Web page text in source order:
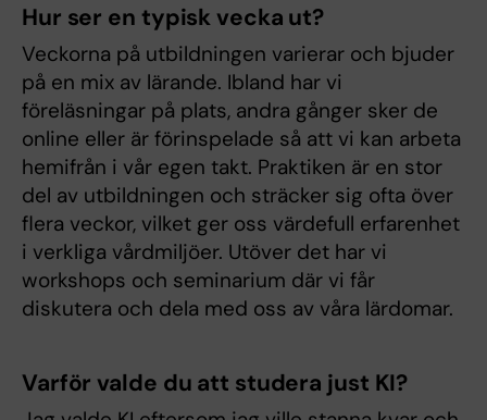
Hur ser en typisk vecka ut?
Veckorna på utbildningen varierar och bjuder
på en mix av lärande. Ibland har vi
föreläsningar på plats, andra gånger sker de
online eller är förinspelade så att vi kan arbeta
hemifrån i vår egen takt. Praktiken är en stor
del av utbildningen och sträcker sig ofta över
flera veckor, vilket ger oss värdefull erfarenhet
i verkliga vårdmiljöer. Utöver det har vi
workshops och seminarium där vi får
diskutera och dela med oss av våra lärdomar.
Varför valde du att studera just KI?